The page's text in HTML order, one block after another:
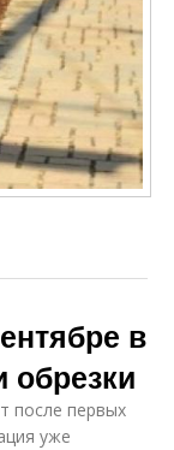
в
обрезки
после первых
уже